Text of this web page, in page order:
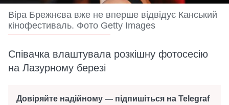
Віра Брежнєва вже не вперше відвідує Канський
кінофестиваль. Фото Getty Images
Співачка влаштувала розкішну фотосесію
на Лазурному березі
Довіряйте надійному — підпишіться на Telegraf